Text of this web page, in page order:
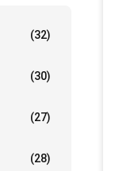
(32)
(30)
(27)
(28)